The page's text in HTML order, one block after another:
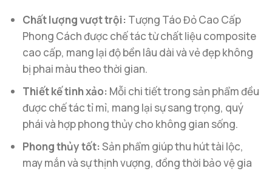
Chất lượng vượt trội: Tượng Táo Đỏ Cao Cấp
Phong Cách được chế tác từ chất liệu composite
cao cấp, mang lại độ bền lâu dài và vẻ đẹp không
bị phai màu theo thời gian.
Thiết kế tinh xảo: Mỗi chi tiết trong sản phẩm đều
được chế tác tỉ mỉ, mang lại sự sang trọng, quý
phái và hợp phong thủy cho không gian sống.
Phong thủy tốt:Sản phẩm giúp thu hút tài lộc,
may mắn và sự thịnh vượng, đồng thời bảo vệ gia